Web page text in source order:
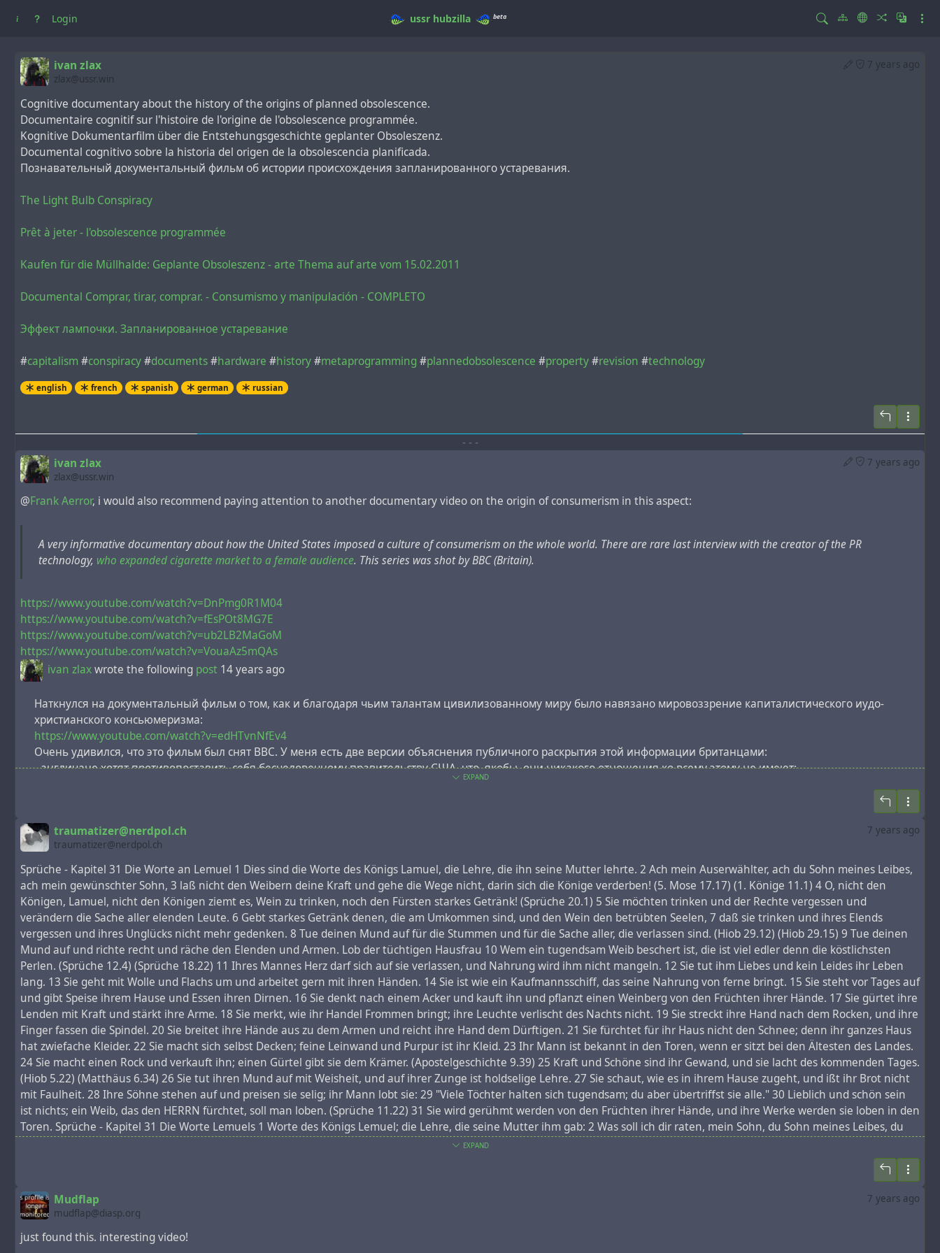
Login ussr hubzilla beta
7 years ago
ivan zlax
zlax@ussr.win
Cognitive documentary about the history of the origins of planned obsolescence.
Documentaire cognitif sur l'histoire de l'origine de l'obsolescence programmée.
Kognitive Dokumentarfilm über die Entstehungsgeschichte geplanter Obsoleszenz.
Documental cognitivo sobre la historia del origen de la obsolescencia planificada.
Познавательный документальный фильм об истории происхождения запланированного устаревания.
The Light Bulb Conspiracy
Prêt à jeter - l'obsolescence programmée
Kaufen für die Müllhalde: Geplante Obsoleszenz - arte Thema auf arte vom 15.02.2011
Documental Comprar, tirar, comprar. - Consumismo y manipulación - COMPLETO
Эффект лампочки. Запланированное устаревание
#capitalism #conspiracy#documents#hardware #history#metaprogramming #plannedobsolescence #property#revision #technology
english french spanish german russian
- - -
7 years ago
ivan zlax
zlax@ussr.win
@Frank Aerror, i would also recommend paying attention to another documentary video on the origin of consumerism in this aspect:
A very informative documentary about how the United States imposed a culture of consumerism on the whole world. There are rare last interview with the creator of the PR
technology, who expanded cigarette market to a female audience. This series was shot by BBC (Britain).
https://www.youtube.com/watch?v=DnPmg0R1M04
https://www.youtube.com/watch?v=fEsPOt8MG7E
https://www.youtube.com/watch?v=ub2LB2MaGoM
https://www.youtube.com/watch?v=VouaAz5mQAs
ivan zlaxwrote the following post 14 years ago
Наткнулся на документальный фильм о том, как и благодаря чьим талантам цивилизованному миру было навязано мировоззрение капиталистического иудо-
христианского консьюмеризма:
https://www.youtube.com/watch?v=edHTvnNfEv4
Очень удивился, что это фильм был снят BBC. У меня есть две версии объяснения публичного раскрытия этой информации британцами:
- англичане хотят противопоставить себя бесчеловечному правительству США, что, якобы, они никакого отношения ко всему этому не имеют;
- это часть плана "Радужная свастика", подготовка мировой интеллигенции (тех кто смотрит канал BBC вместо MTV) к отказу от старого мировоззрения.
Часть 1 – Машины счастья / The Century of the Self. Part 1 - Happiness machines
Часть 2 – Конструирование согласия / The Century of the Self. Part 2 - The Engineering of Consent
Часть 3 – В твоей голове сидит полицейский, которого нужно уничтожить / The Century of the Self. Part 3 - There is a Policeman Inside All Our Heads: He Must Be
Destroyed
Часть 4 – Восемь человек пьют вино в Кеттеринге / The Century of the Self. Part 4 - Eight People Sipping Wine in Kettering (вот здесь русские субтитры к нему)
#infosec #uk#usa #capitalism# metaprogramming#conspiracy#property #video
original post@ljr
#infosec #uk#usa#capitalism#metaprogramming#conspiracy#property#revision# documentary#video
EXPAND
7 years ago
traumatizer@nerdpol.ch
traumatizer@nerdpol.ch
Sprüche - Kapitel 31 Die Worte an Lemuel 1 Dies sind die Worte des Königs Lamuel, die Lehre, die ihn seine Mutter lehrte. 2 Ach mein Auserwählter, ach du Sohn meines Leibes,
ach mein gewünschter Sohn, 3 laß nicht den Weibern deine Kraft und gehe die Wege nicht, darin sich die Könige verderben! (5. Mose 17.17) (1. Könige 11.1) 4 O, nicht den
Königen, Lamuel, nicht den Königen ziemt es, Wein zu trinken, noch den Fürsten starkes Getränk! (Sprüche 20.1) 5 Sie möchten trinken und der Rechte vergessen und
verändern die Sache aller elenden Leute. 6 Gebt starkes Getränk denen, die am Umkommen sind, und den Wein den betrübten Seelen, 7 daß sie trinken und ihres Elends
vergessen und ihres Unglücks nicht mehr gedenken. 8 Tue deinen Mund auf für die Stummen und für die Sache aller, die verlassen sind. (Hiob 29.12) (Hiob 29.15) 9 Tue deinen
Mund auf und richte recht und räche den Elenden und Armen. Lob der tüchtigen Hausfrau 10 Wem ein tugendsam Weib beschert ist, die ist viel edler denn die köstlichsten
Perlen. (Sprüche 12.4) (Sprüche 18.22) 11 Ihres Mannes Herz darf sich auf sie verlassen, und Nahrung wird ihm nicht mangeln. 12 Sie tut ihm Liebes und kein Leides ihr Leben
lang. 13 Sie geht mit Wolle und Flachs um und arbeitet gern mit ihren Händen. 14 Sie ist wie ein Kaufmannsschiff, das seine Nahrung von ferne bringt. 15 Sie steht vor Tages auf
und gibt Speise ihrem Hause und Essen ihren Dirnen. 16 Sie denkt nach einem Acker und kauft ihn und pflanzt einen Weinberg von den Früchten ihrer Hände. 17 Sie gürtet ihre
Lenden mit Kraft und stärkt ihre Arme. 18 Sie merkt, wie ihr Handel Frommen bringt; ihre Leuchte verlischt des Nachts nicht. 19 Sie streckt ihre Hand nach dem Rocken, und ihre
Finger fassen die Spindel. 20 Sie breitet ihre Hände aus zu dem Armen und reicht ihre Hand dem Dürftigen. 21 Sie fürchtet für ihr Haus nicht den Schnee; denn ihr ganzes Haus
hat zwiefache Kleider. 22 Sie macht sich selbst Decken; feine Leinwand und Purpur ist ihr Kleid. 23 Ihr Mann ist bekannt in den Toren, wenn er sitzt bei den Ältesten des Landes.
24 Sie macht einen Rock und verkauft ihn; einen Gürtel gibt sie dem Krämer. (Apostelgeschichte 9.39) 25 Kraft und Schöne sind ihr Gewand, und sie lacht des kommenden Tages.
(Hiob 5.22) (Matthäus 6.34) 26 Sie tut ihren Mund auf mit Weisheit, und auf ihrer Zunge ist holdselige Lehre. 27 Sie schaut, wie es in ihrem Hause zugeht, und ißt ihr Brot nicht
mit Faulheit. 28 Ihre Söhne stehen auf und preisen sie selig; ihr Mann lobt sie: 29 "Viele Töchter halten sich tugendsam; du aber übertriffst sie alle." 30 Lieblich und schön sein
ist nichts; ein Weib, das den HERRN fürchtet, soll man loben. (Sprüche 11.22) 31 Sie wird gerühmt werden von den Früchten ihrer Hände, und ihre Werke werden sie loben in den
Toren. Sprüche - Kapitel 31 Die Worte Lemuels 1 Worte des Königs Lemuel; die Lehre, die seine Mutter ihm gab: 2 Was soll ich dir raten, mein Sohn, du Sohn meines Leibes, du
Sohn meiner Gelübde? 3 Opfere nicht den Weibern deine Kraft, noch deine Zeit denen, welche die Könige entnerven! (5. Mose 17.17) (1. Könige 11.1) 4 Es ziemt sich für Könige
nicht, Lemuel, es ziemt sich für Könige nicht, Wein zu trinken, noch für Fürsten der Hang zu berauschendem Getränk! (Sprüche 20.1) 5 Sie könnten über dem Trinken das Gesetz
vergessen und ein falsches Urteil fällen all dem unglücklichen Volk. 6 Gebt starkes Getränk denen, die untergehen, und Wein den betrübten Seelen! 7 So können sie über dem
Trinken ihre Armut vergessen und brauchen nicht mehr an ihr Leid zu denken. 8 Tue deinen Mund auf für den Stummen, für das Recht aller Verlassenen! (Hiob 29.12) (Hiob
29.15) 9 Tue deinen Mund auf, richte recht und verteidige den Elenden und Armen! Das Lob der tugendhaften Frau 10 Ein wackeres Weib (wer findet es?) ist weit mehr wert als
köstliche Perlen! (Sprüche 12.4) (Sprüche 18.22) 11 Auf sie verläßt sich ihres Mannes Herz, und an Gewinn mangelt es ihm nicht. 12 Sie erweist ihm Gutes und nichts Böses ihr
ganzes Leben lang. 13 Sie zieht Wolle und Flachs und verarbeitet es mit willigen Händen. 14 Wie die Handelsschiffe bringt sie ihr Brot aus der Ferne herbei. 15 Bevor der Morgen
EXPAND
7 years ago
Mudflap
mudflap@diasp.org
just found this. interesting video!